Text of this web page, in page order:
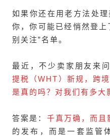
如果你还在用老方法处
你，你可能已经悄然登
别关注”名单。
最近，不少卖家朋友来问
提税（WHT）新规，跨
是真的吗？对我们有多大
答案是： 千真万确，而
的发布，而是一套监管